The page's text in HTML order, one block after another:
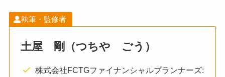
執筆・監修者
土屋 剛（つちや ごう）
株式会社FCTGファイナンシャルプランナーズ: